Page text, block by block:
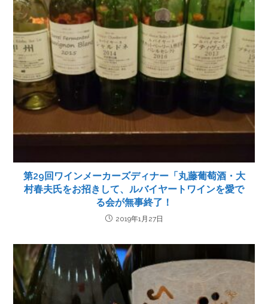
第29回ワインメーカーズディナー「丸藤葡萄酒・大
村春夫氏をお招きして、ルバイヤートワインを愛で
る会が無事終了！
2019年1月27日